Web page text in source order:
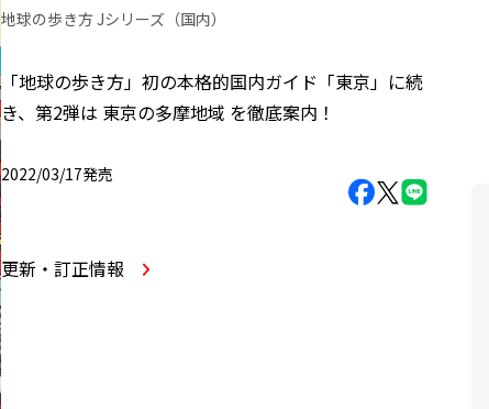
地球の歩き方 Jシリーズ（国内）
「地球の歩き方」初の本格的国内ガイド「東京」に続
き、第2弾は 東京の多摩地域 を徹底案内！
2022/03/17発売
更新・訂正情報